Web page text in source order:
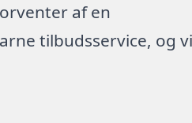
af en
tilbudsservice, og